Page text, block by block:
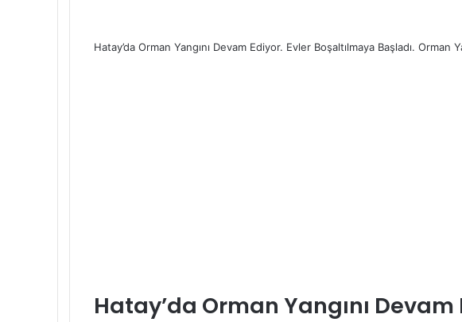
Hatay’da Orman Yangını Devam Ediyor. Evler Boşaltılmaya Başladı.
Hatay’da Orman Yangını